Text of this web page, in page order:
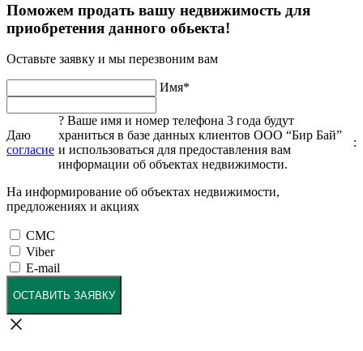
Поможем продать вашу недвижимость для
приобретения данного обьекта!
Оставьте заявку и мы перезвоним вам
Имя*
Даю
согласие
? Ваше имя и номер телефона 3 года будут
храниться в базе данных клиентов ООО “Бир Бай”
и использоваться для предоставления вам
информации об объектах недвижимости.
:
На информирование об объектах недвижимости,
предложениях и акциях
СМС
Viber
E-mail
ОСТАВИТЬ ЗАЯВКУ